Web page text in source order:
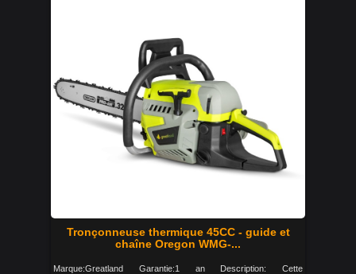
Tronçonneuse thermique 45CC - guide et
chaîne Oregon WMG-...
Marque:Greatland Garantie:1 an Description: Cette